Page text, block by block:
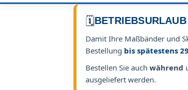
🗓️
Damit Ihre Maßbänder und
Bestellung bis spätestens
Bestellen Sie auch während
ausgeliefert werden.